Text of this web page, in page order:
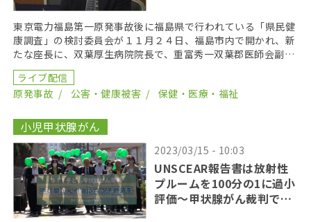
東京電力福島第一原発事故後に福島県で行われている「県民健
康調査」の検討委員会が１１月２４日、福島市内で開かれ、新
たな座長に、双葉厚生病院院長で、重富秀一双葉郡医師会副会
長が就任した。また座長代理には、新妻産婦人科院長の新 […]
ライブ配信
原発事故
公害・健康被害 保健・医療・福祉
小児甲状腺がん
2023/03/15 - 10:03
UNSCEAR報告書は放射性
プルームを100分の1に過小
評価〜甲状腺がん裁判で原